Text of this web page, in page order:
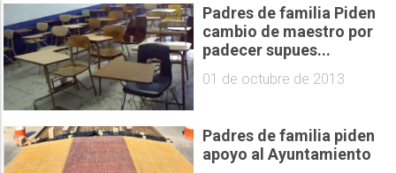
Padres de familia Piden
cambio de maestro por
padecer supues...
01 de octubre de 2013
Padres de familia piden
apoyo al Ayuntamiento